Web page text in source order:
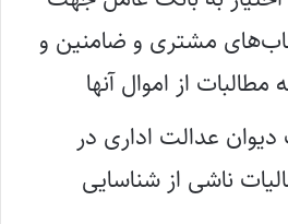
مشتری و ضامنین و
از اموال آنها
عدالت اداری در
ناشی از شناسایی